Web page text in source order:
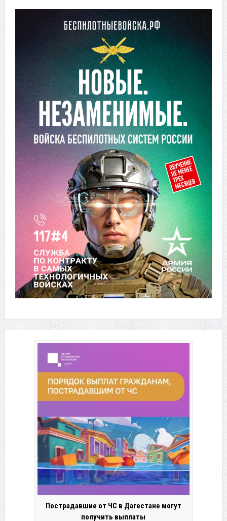
Пострадавшие от ЧС в Дагестане могут
получить выплаты